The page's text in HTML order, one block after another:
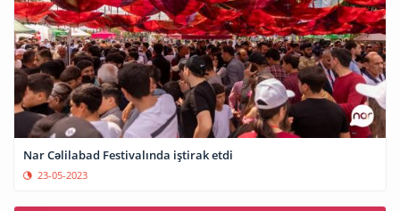
Nar Cəlilabad Festivalında iştirak etdi
23-05-2023